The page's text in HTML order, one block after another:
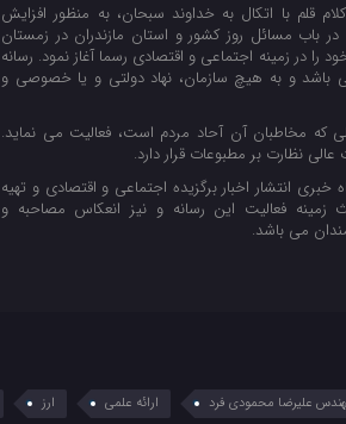
قلم با اتکال به خداوند سبحان، به منظور افزایش
باب مسائل روز کشور و استان مازندران در زمستان
خود را در زمینه اجتماعی و اقتصادی رسما آغاز نمود. رسانه
باشد و به هیچ سازمان، نهاد دولتی و یا خصوصی و
که مخاطبان آن آحاد مردم است، فعالیت می نماید.
نظارت بر مطبوعات قرار دارد.
انتشار اخبار برگزیده اجتماعی و اقتصادی و تهیه
زمینه فعالیت این رسانه و نیز انعکاس مصاحبه و
می باشد.
علیرضا محمودی فرد ارائه علمی ارز